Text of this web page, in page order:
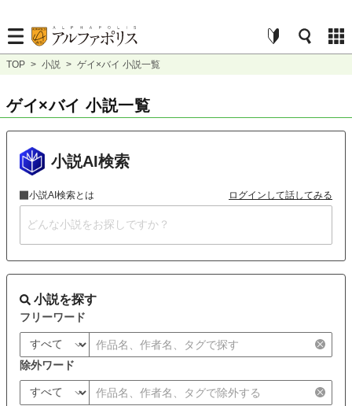
TOP > 小説 > ゲイ×バイ 小説一覧
ゲイ×バイ 小説一覧
小説AI検索
小説AI検索とは ログインして話してみる
小説を探す
フリーワード
除外ワード